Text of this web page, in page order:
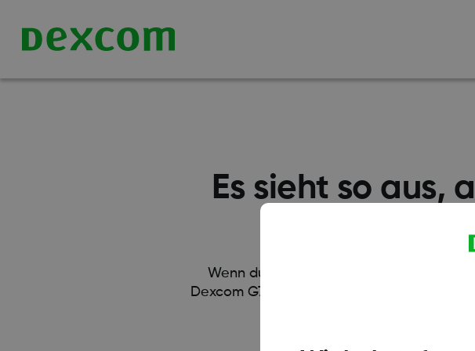
Es sieht so aus,
Wenn du Schwierigkeiten hast, wende
Dexcom G7-Testprogramm infrage kommst: